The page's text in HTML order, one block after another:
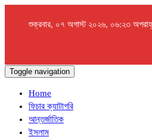
শুক্রবার, ০৭ অগাস্ট ২০২৬, ০৬:২৩
Toggle navigation
Home
ফিচার ক্যাটাগরি
আন্তর্জাতিক
ইসলাম